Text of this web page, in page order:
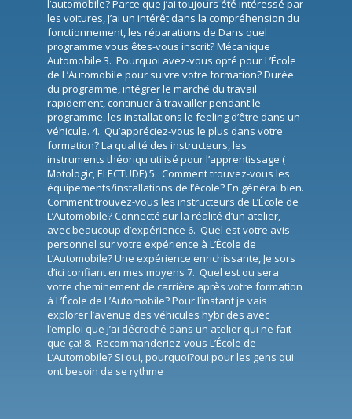
l’automobile? Parce que j’ai toujours été intéressé par
les voitures, J’ai un intérêt dans la compréhension du
fonctionnement, les réparations de Dans quel
programme vous êtes-vous inscrit? Mécanique
Automobile 3. Pourquoi avez-vous opté pour L’École
de L’Automobile pour suivre votre formation? Durée
du programme, intégrer le marché du travail
rapidement, continuer à travailler pendant le
programme, les installations le feeling d’être dans un
véhicule. 4. Qu’appréciez-vous le plus dans votre
formation? La qualité des instructeurs, les
instruments théoriqu utilisé pour l’apprentissage (
Motologic, ELECTUDE) 5. Comment trouvez-vous les
équipements/installations de l’école? En général bien.
Comment trouvez-vous les instructeurs de L’École de
L’Automobile? Connecté sur la réalité d’un atelier,
avec beaucoup d’expérience 6. Quel est votre avis
personnel sur votre expérience à L’École de
L’Automobile? Une expérience enrichissante, Je sors
d’ici confiant en mes moyens 7. Quel est ou sera
votre cheminement de carrière après votre formation
à L’École de L’Automobile? Pour l’instant je vais
explorer l’avenue des véhicules hybrides avec
l’emploi que j’ai décroché dans un atelier qui ne fait
que ça! 8. Recommanderiez-vous L’École de
L’Automobile? Si oui, pourquoi?oui pour les gens qui
ont besoin de se rythme